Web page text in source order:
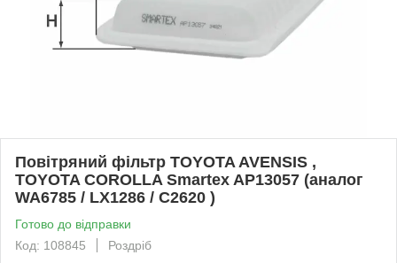
Повітряний фільтр TOYOTA AVENSIS ,
TOYOTA COROLLA Smartex AP13057 (аналог
WA6785 / LX1286 / C2620 )
Готово до відправки
Код: 108845
Роздріб